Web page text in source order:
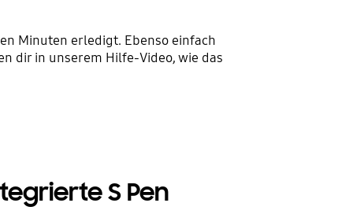
Minuten erledigt. Ebenso einfach
dir in unserem Hilfe-Video, wie das
S Pen